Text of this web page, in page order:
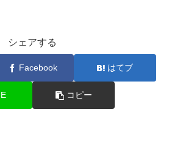
シェアする
Facebook はてブ
コピー